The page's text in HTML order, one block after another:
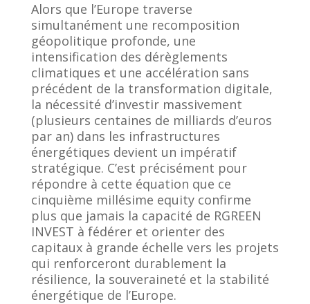
Alors que l’Europe traverse
simultanément une recomposition
géopolitique profonde, une
intensification des dérèglements
climatiques et une accélération sans
précédent de la transformation digitale,
la nécessité d’investir massivement
(plusieurs centaines de milliards d’euros
par an) dans les infrastructures
énergétiques devient un impératif
stratégique. C’est précisément pour
répondre à cette équation que ce
cinquième millésime equity confirme
plus que jamais la capacité de RGREEN
INVEST à fédérer et orienter des
capitaux à grande échelle vers les projets
qui renforceront durablement la
résilience, la souveraineté et la stabilité
énergétique de l’Europe.